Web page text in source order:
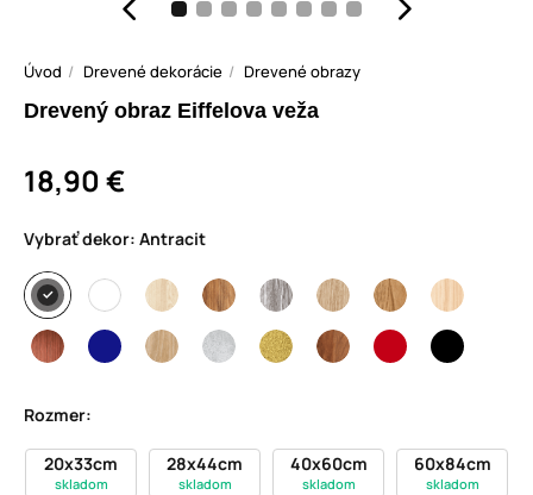
Úvod Drevené dekorácie Drevené obrazy
Drevený obraz Eiffelova veža
18,90 €
Vybrať dekor: Antracit
Rozmer:
20x33cm
skladom
28x44cm
skladom
40x60cm
skladom
60x84cm
skladom